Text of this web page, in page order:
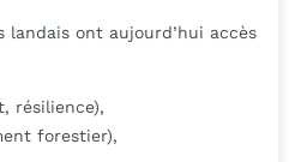
ont aujourd’hui accès
résilience),
forestier),